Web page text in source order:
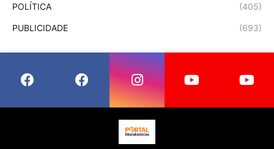
POLÍTICA (405)
PUBLICIDADE (693)